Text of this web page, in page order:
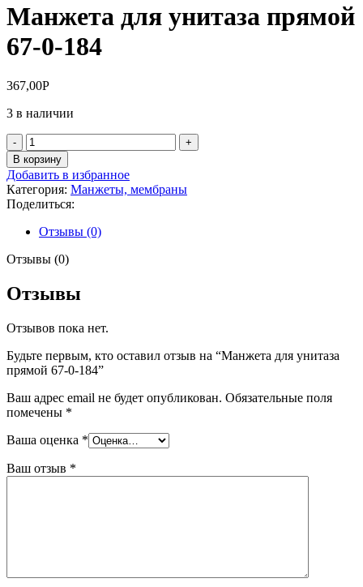
Манжета для унитаза прямой
67-0-184
367,00Р
3 в наличии
Количество
товара
Манжета
для
унитаза
прямой
67-
184
В корзину
Добавить в избранное
Категория: Манжеты, мембраны
Поделиться:
Отзывы (0)
Отзывы (0)
Отзывы
Отзывов пока нет.
Будьте первым, кто оставил отзыв на “Манжета для унитаза
прямой 67-0-184”
Ваш адрес email не будет опубликован. Обязательные поля
помечены *
Ваша оценка *
Ваш отзыв *